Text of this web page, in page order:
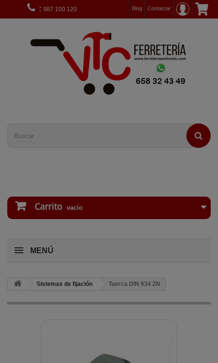
Contactar
: 987 100 120 Blog
Carrito vacío
MENÚ
Sistemas de fijación Tuerca DIN 934 ZN